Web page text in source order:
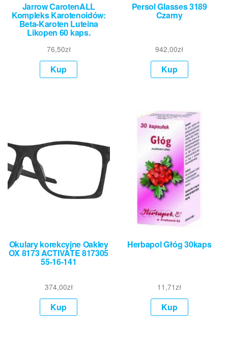
Jarrow CarotenALL
Kompleks Karotenoidów:
Beta-Karoten Luteina
Likopen 60 kaps.
76,50zł
Kup
Persol Glasses 3189
Czarny
942,00zł
Kup
Okulary korekcyjne Oakley
OX 8173 ACTIVATE 817305
55-16-141
374,00zł
Kup
Herbapol Głóg 30kaps
11,71zł
Kup